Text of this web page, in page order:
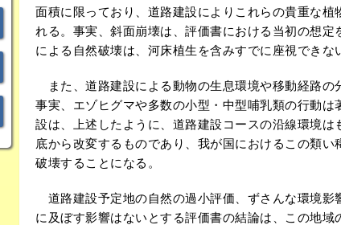
面積に限っており、道路建設によりこれらの貴重な
れる。事実、斜面崩壊は、評価書における当初の想
による自然破壊は、河床植生を含みすでに座視できな
また、道路建設による動物の生息環境や移動経路の
事実、エゾヒグマや多数の小型・中型哺乳類の行動
設は、上述したように、道路建設コースの沿線環境
底から改変するものであり、我が国におけるこの類
破壊することになる。
道路建設予定地の自然の過小評価、ずさんな環境影
に及ぼす影響はないとする評価書の結論は、この地